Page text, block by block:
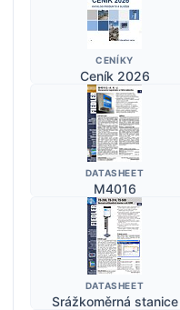
CENÍKY
Ceník 2026
DATASHEET
M4016
DATASHEET
Srážkoměrná stanice